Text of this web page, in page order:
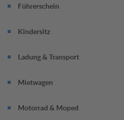
Führerschein
Kindersitz
Ladung & Transport
Mietwagen
Motorrad & Moped